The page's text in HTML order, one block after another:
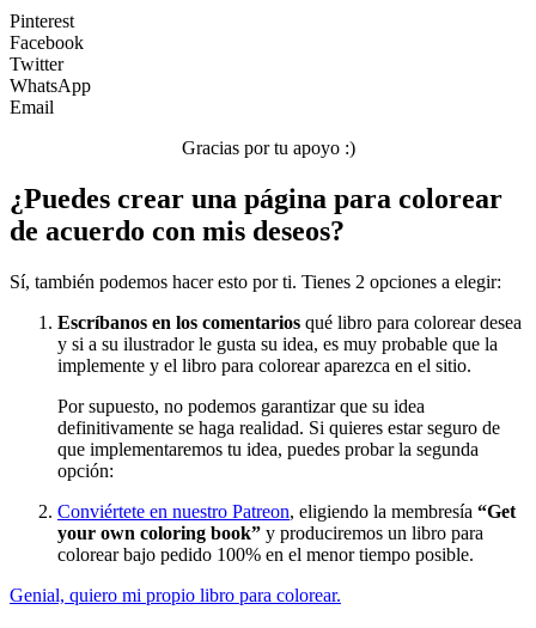
Pinterest
Facebook
Twitter
WhatsApp
Email
Gracias por tu apoyo :)
¿Puedes crear una página para colorear
de acuerdo con mis deseos?
Sí, también podemos hacer esto por ti. Tienes 2 opciones a elegir:
Escríbanos en los comentarios qué libro para colorear desea
y si a su ilustrador le gusta su idea, es muy probable que la
implemente y el libro para colorear aparezca en el sitio.
Por supuesto, no podemos garantizar que su idea
definitivamente se haga realidad. Si quieres estar seguro de
que implementaremos tu idea, puedes probar la segunda
opción:
Conviértete en nuestro Patreon, eligiendo la membresía “Get
your own coloring book” y produciremos un libro para
colorear bajo pedido 100% en el menor tiempo posible.
Genial, quiero mi propio libro para colorear.